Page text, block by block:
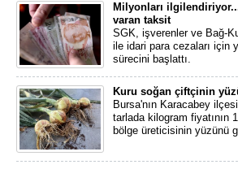
Milyonları
varan taksit
SGK, işverenler ve Bağ-
ile idari para cezaları için
sürecini başlattı.
Kuru soğan çiftçinin
Bursa'nın Karacabey
tarlada kilogram fiyatının
bölge üreticisinin yüzünü